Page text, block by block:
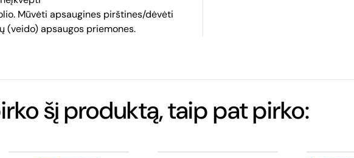
Mūvėti apsaugines pirštines/dėvėti
(veido) apsaugos priemones.
šį produktą, taip pat pirko: